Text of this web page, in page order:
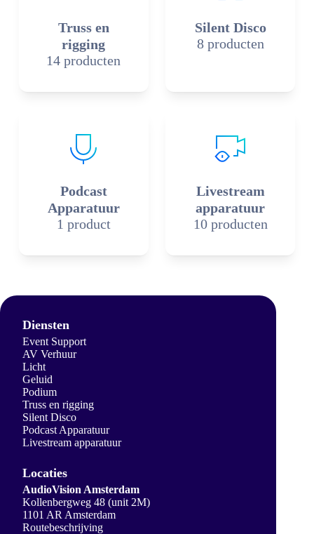
Truss en
rigging
14 producten
Silent Disco
8 producten
Podcast
Apparatuur
1 product
Livestream
apparatuur
10 producten
Diensten
Event Support
AV Verhuur
Licht
Geluid
Podium
Truss en rigging
Silent Disco
Podcast Apparatuur
Livestream apparatuur
Locaties
AudioVision Amsterdam
Kollenbergweg 48 (unit 2M)
1101 AR Amsterdam
Routebeschrijving